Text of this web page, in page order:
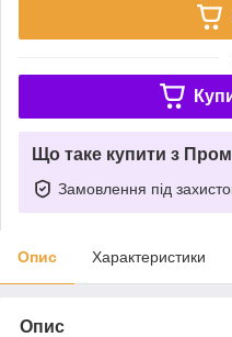
Що таке купити з
Замовлення під
Опис Характеристики
Опис